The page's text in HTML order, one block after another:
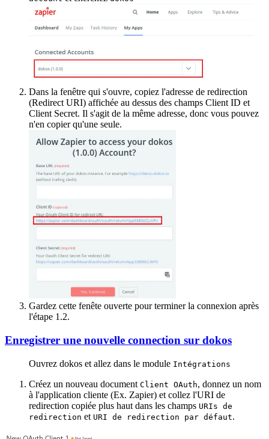
Dans la fenêtre qui s'ouvre, copiez l'adresse de redirection
(Redirect URI) affichée au dessus des champs Client ID et
Client Secret. Il s'agit de la même adresse, donc vous pouvez
n'en copier qu'une seule.
Gardez cette fenête ouverte pour terminer la connexion après
l'étape 1.2.
Enregistrer une nouvelle connection sur dokos
Ouvrez dokos et allez dans le module Intégrations
Créez un nouveau document Client OAuth, donnez un nom
à l'application cliente (Ex. Zapier) et collez l'URI de
redirection copiée plus haut dans les champs URIs de
redirection et URI de redirection par défaut.